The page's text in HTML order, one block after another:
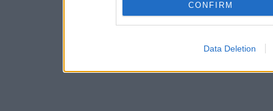
CONFIRM
Data Deletion